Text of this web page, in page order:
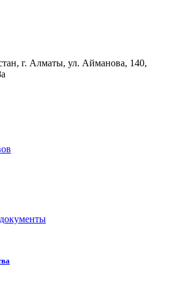
г. Алматы, ул. Айманова, 140,